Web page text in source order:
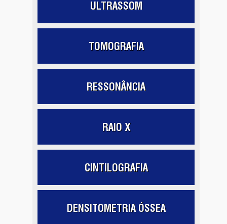
ULTRASSOM
TOMOGRAFIA
RESSONÂNCIA
RAIO X
CINTILOGRAFIA
DENSITOMETRIA ÓSSEA